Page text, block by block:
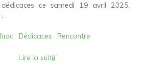
ce samedi 19 avril 2025.
Dédicaces Rencontre
Lire la suite